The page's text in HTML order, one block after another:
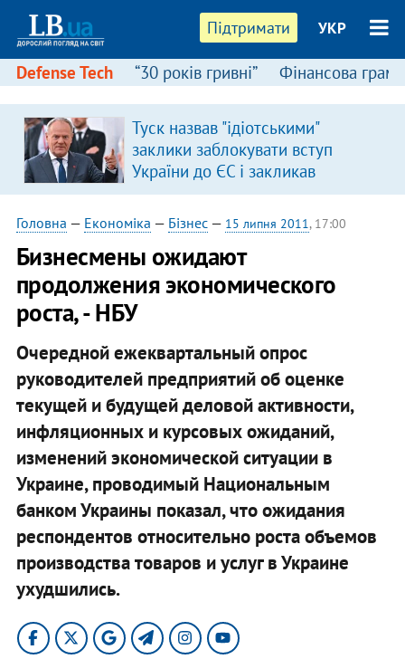
Підтримати УКР
Defense Tech “30 років гривні” Фінансова
Туск назвав "ідіотськими"
заклики заблокувати вступ
України до ЄС і закликав
припинити антиукраїнську
риторику
Головна — Економіка — Бізнес— 15 липня 2011, 17:00
Бизнесмены ожидают
продолжения экономического
роста, - НБУ
Очередной ежеквартальный опрос
руководителей предприятий об оценке
текущей и будущей деловой активности,
инфляционных и курсовых ожиданий,
изменений экономической ситуации в
Украине, проводимый Национальным
банком Украины показал, что ожидания
респондентов относительно роста объемов
производства товаров и услуг в Украине
ухудшились.